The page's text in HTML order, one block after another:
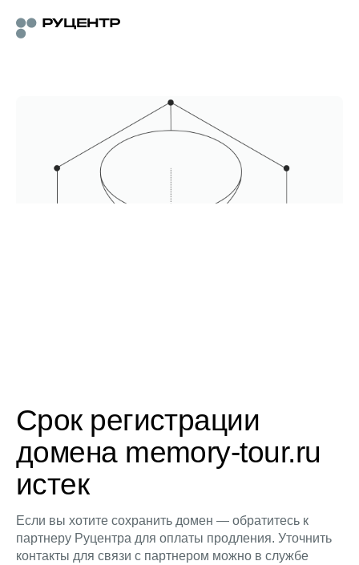
Срок регистрации
домена memory-tour.ru
истек
Если вы хотите сохранить домен — обратитесь к
партнеру Руцентра для оплаты продления. Уточнить
контакты для связи с партнером можно в службе